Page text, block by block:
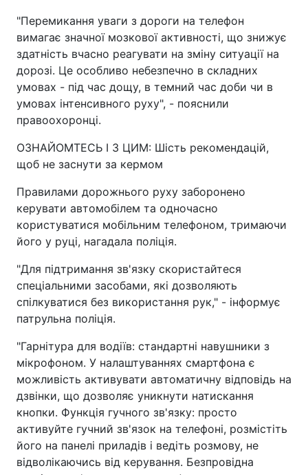
"Перемикання уваги з дороги на телефон
вимагає значної мозкової активності, що знижує
здатність вчасно реагувати на зміну ситуації на
дорозі. Це особливо небезпечно в складних
умовах - під час дощу, в темний час доби чи в
умовах інтенсивного руху", - пояснили
правоохоронці.
ОЗНАЙОМТЕСЬ І З ЦИМ: Шість рекомендацій,
щоб не заснути за кермом
Правилами дорожнього руху заборонено
керувати автомобілем та одночасно
користуватися мобільним телефоном, тримаючи
його у руці, нагадала поліція.
"Для підтримання зв'язку скористайтеся
спеціальними засобами, які дозволяють
спілкуватися без використання рук," - інформує
патрульна поліція.
"Гарнітура для водіїв: стандартні навушники з
мікрофоном. У налаштуваннях смартфона є
можливість активувати автоматичну відповідь на
дзвінки, що дозволяє уникнути натискання
кнопки. Функція гучного зв'язку: просто
активуйте гучний зв'язок на телефоні, розмістіть
його на панелі приладів і ведіть розмову, не
відволікаючись від керування. Безпровідна